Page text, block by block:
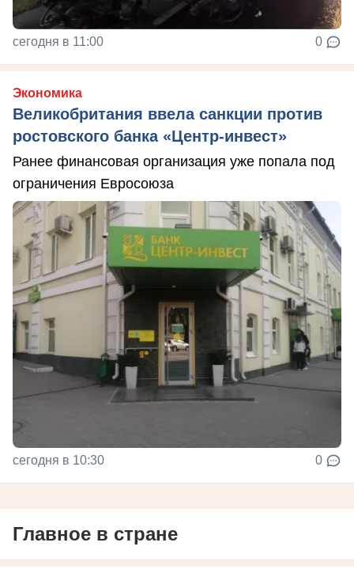
сегодня в 11:00 0
Экономика
Великобритания ввела санкции против
ростовского банка «Центр-инвест»
Ранее финансовая организация уже попала под
ограничения Евросоюза
сегодня в 10:30 0
Главное в стране